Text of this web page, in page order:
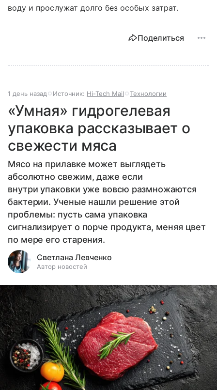
воду и прослужат долго без особых затрат.
Поделиться
1 день назад Источник: Hi-Tech Mail Технологии
«Умная» гидрогелевая
упаковка рассказывает о
свежести мяса
Мясо на прилавке может выглядеть
абсолютно свежим, даже если
внутри упаковки уже вовсю размножаются
бактерии. Ученые нашли решение этой
проблемы: пусть сама упаковка
сигнализирует о порче продукта, меняя цвет
по мере его старения.
Светлана Левченко
Автор новостей